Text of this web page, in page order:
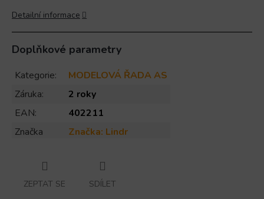
Detailní informace
Doplňkové parametry
Kategorie:
MODELOVÁ ŘADA AS
Záruka:
2 roky
EAN:
402211
Značka
Značka: Lindr
ZEPTAT SE SDÍLET